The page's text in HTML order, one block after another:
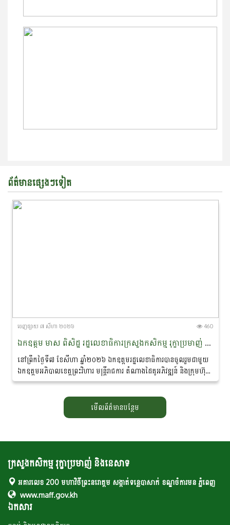
ព័ត៌មានផ្សេងៗទៀត
ចេញ​ផ្សាយ​ ៧ សីហា ២០២៦ 460
ឯកឧត្តម មាស ពិសិដ្ឋ រដ្ឋលេខាធិការក្រសួងកសិកម្ម រុក្ខាប្រមាញ់ និងនេសាទ បានចូលរួមជាអធិបតីភាពក្នុងពិធីចុះហត្ថលេខាលក់-ទិញផលិតផលកសិកម្មសរីរាង្គ នៅខេត្តព្រះវិហារ
នៅព្រឹកថ្ងៃទី៧ ខែសីហា ឆ្នាំ២០២៦ ឯកឧត្តមរដ្ឋលេខាធិការបានចូលរួមជាមួយ
ឯកឧត្តមអភិបាលខេត្តព្រះវិហារ មន្ត្រីរាជការ តំណាងដៃគូអភិវឌ្ឍន៍ និងក្រុមហ៊ុន
ឯកជន ព្រមទាំងប្រជាកសិករ...
មើលព័ត៌មានបន្ថែម
ក្រសួងកសិកម្ម រុក្ខាប្រមាញ់ និងនេសាទ
អគារលេខ 200 មហាវិថីព្រះនរោត្តម សង្កាត់ទន្លេបាសាក់ ខណ្ឌចំការមន ភ្នំពេញ
www.maff.gov.kh
ឯកសារ